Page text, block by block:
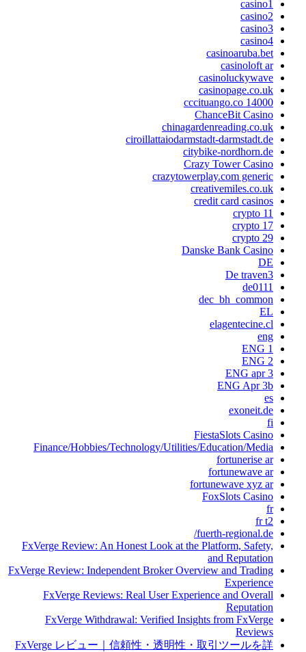
casino1
casino2
casino3
casino4
casinoaruba.bet
casinoloft ar
casinoluckywave
casinopage.co.uk
cccituango.co 14000
ChanceBit Casino
chinagardenreading.co.uk
ciroillattaiodarmstadt-darmstadt.de
citybike-nordhorn.de
Crazy Tower Сasino
crazytowerplay.com generic
creativemiles.co.uk
credit card casinos
crypto 11
crypto 17
crypto 29
Danske Bank Casino
DE
De traven3
de0111
dec_bh_common
EL
elagentecine.cl
eng
ENG 1
ENG 2
ENG apr 3
ENG Apr 3b
es
exoneit.de
fi
FiestaSlots Casino
Finance/Hobbies/Technology/Utilities/Education/Media
fortunerise ar
fortunewave ar
fortunewave xyz ar
FoxSlots Casino
fr
fr t2
fuerth-regional.de/
FxVerge Review: An Honest Look at the Platform, Safety,
and Reputation
FxVerge Review: Independent Broker Overview and Trading
Experience
FxVerge Reviews: Real User Experience and Overall
Reputation
FxVerge Withdrawal: Verified Insights from FxVerge
Reviews
FxVerge レビュー｜信頼性・透明性・取引ツールを詳